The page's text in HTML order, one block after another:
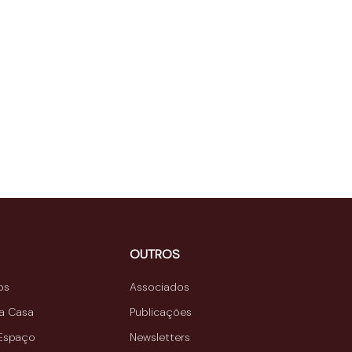
Casa
OUTROS
Associados
Publicações
Newsletters